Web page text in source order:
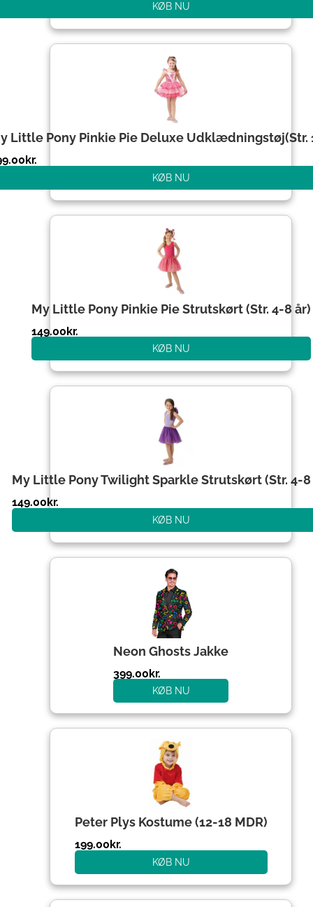
KØB NU
Little Pony Pinkie Pie Deluxe Udklædningstøj(Str.
kr.
KØB NU
My Little Pony Pinkie Pie Strutskørt (Str. 4-8 år)
149.00kr.
KØB NU
My Little Pony Twilight Sparkle Strutskørt (Str. 4-8
149.00kr.
KØB NU
Neon Ghosts Jakke
399.00kr.
KØB NU
Peter Plys Kostume (12-18 MDR)
199.00kr.
KØB NU